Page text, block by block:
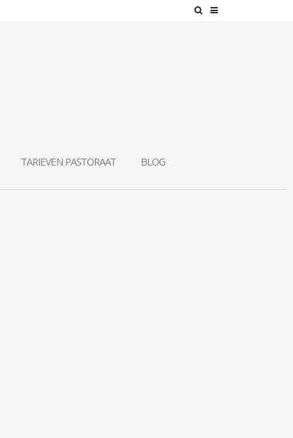
TARIEVEN PASTORAAT
BLOG